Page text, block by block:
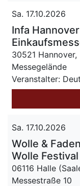
Sa. 17.10.2026
Infa
30521 Hannover,
Messegelände
Veranstalter:
Sa. 17.10.2026
Wolle &
Wolle Festival
06116 Halle
Messestraße 10